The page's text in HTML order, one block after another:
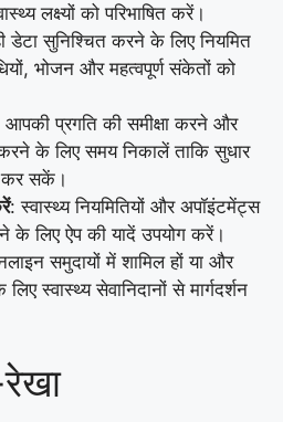
लक्ष्यों को परिभाषित करें।
डेटा सुनिश्चित करने के लिए नियमित
भोजन और महत्वपूर्ण संकेतों को
आपकी प्रगति की समीक्षा करने और
के लिए समय निकालें ताकि सुधार
कर सकें।
: स्वास्थ्य नियमितियों और अपॉइंटमेंट्स
के लिए ऐप की यादें उपयोग करें।
समुदायों में शामिल हों या और
स्वास्थ्य सेवानिदानों से मार्गदर्शन